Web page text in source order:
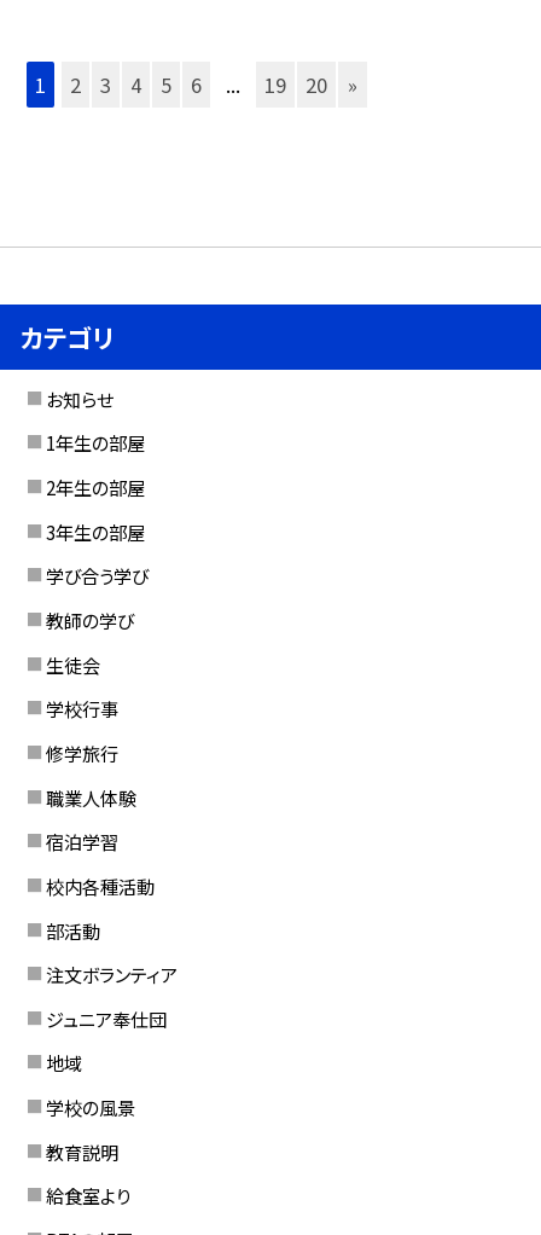
1 2 3 4 5 6 ... 19 20 »
カテゴリ
お知らせ
1年生の部屋
2年生の部屋
3年生の部屋
学び合う学び
教師の学び
生徒会
学校行事
修学旅行
職業人体験
宿泊学習
校内各種活動
部活動
注文ボランティア
ジュニア奉仕団
地域
学校の風景
教育説明
給食室より